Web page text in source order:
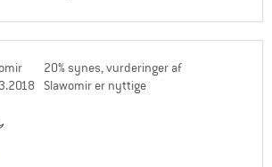
20% synes, vurderinger af
Slawomir er nyttige